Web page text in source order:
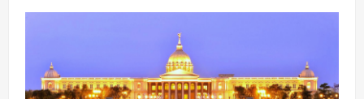
流行曲、以及童謠等。